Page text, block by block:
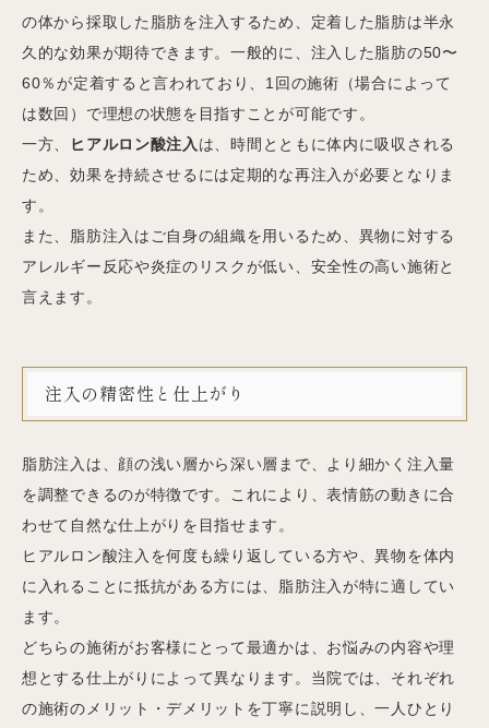
の体から採取した脂肪を注入するため、定着した脂肪は半永
久的な効果が期待できます。一般的に、注入した脂肪の50〜
60％が定着すると言われており、1回の施術（場合によって
は数回）で理想の状態を目指すことが可能です。
一方、
ヒアルロン酸注入 は、時間とともに体内に吸収される
ため、効果を持続させるには定期的な再注入が必要となりま
す。
また、脂肪注入はご自身の組織を用いるため、異物に対する
アレルギー反応や炎症のリスクが低い、安全性の高い施術と
言えます。
注入の精密性と仕上がり
脂肪注入は、顔の浅い層から深い層まで、より細かく注入量
を調整できるのが特徴です。これにより、表情筋の動きに合
わせて自然な仕上がりを目指せます。
ヒアルロン酸注入を何度も繰り返している方や、異物を体内
に入れることに抵抗がある方には、脂肪注入が特に適してい
ます。
どちらの施術がお客様にとって最適かは、お悩みの内容や理
想とする仕上がりによって異なります。当院では、それぞれ
の施術のメリット・デメリットを丁寧に説明し、一人ひとり